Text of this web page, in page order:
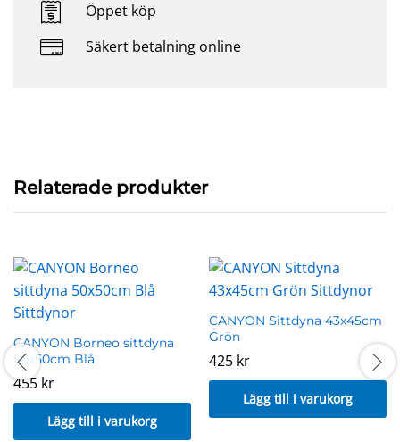
Öppet köp
Säkert betalning online
Relaterade produkter
CANYON Borneo sittdyna
50x50cm Blå
455 kr
Lägg till i varukorg
CANYON Sittdyna 43x45cm
Grön
425 kr
Lägg till i varukorg